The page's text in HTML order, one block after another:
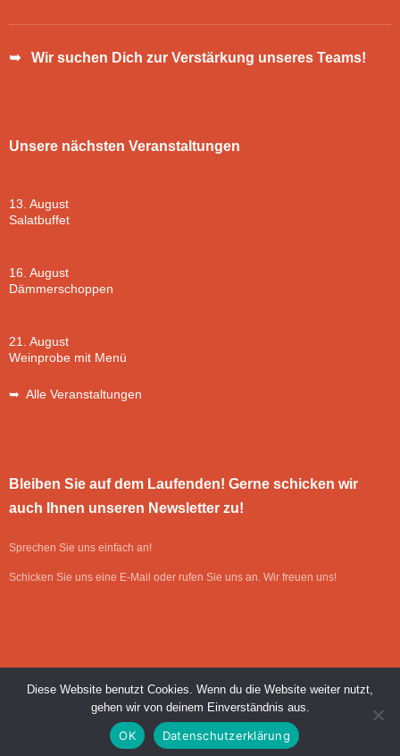
➥ Wir suchen Dich zur Verstärkung unseres Teams!
Unsere nächsten Veranstaltungen
13. August
Salatbuffet
16. August
Dämmerschoppen
21. August
Weinprobe mit Menü
➥ Alle Veranstaltungen
Bleiben Sie auf dem Laufenden! Gerne schicken wir
auch Ihnen unseren Newsletter zu!
Sprechen Sie uns einfach an!
Schicken Sie uns eine E-Mail oder rufen Sie uns an. Wir freuen uns!
Umsetzung: SAWS GmbH & Co. KG, Edling
| © Cafe Bar & Restaurant
Impressum | Datenschutz | Kontakt
Diese Website benutzt Cookies. Wenn du die Website weiter nutzt,
gehen wir von deinem Einverständnis aus.
OK Datenschutzerklärung